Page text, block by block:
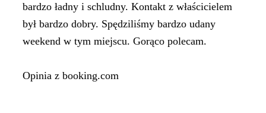
bardzo ładny i schludny. Kontakt z właścicielem
był bardzo dobry. Spędziliśmy bardzo udany
weekend w tym miejscu. Gorąco polecam.
Opinia z booking.com